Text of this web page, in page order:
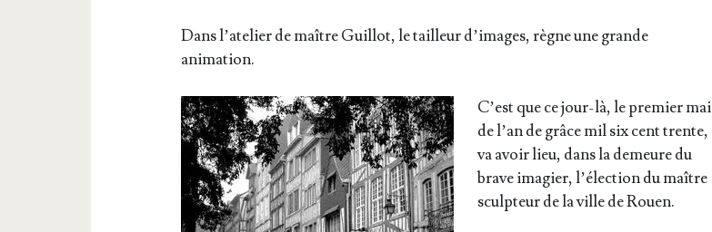
Dans l’a­te­lier de maître Guillot, le tailleur d’i­mages, règne une grande
animation.
C’est que ce jour-là, le pre­mier mai
de l’an de grâce mil six cent trente,
va avoir lieu, dans la demeure du
brave ima­gier, l’é­lec­tion du maître
sculp­teur de la ville de Rouen.